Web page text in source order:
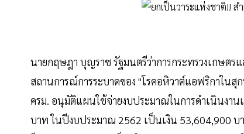
นายกฤษฎา บุญราช รัฐมนตรีว่าการกระทรวงเกษตร
สถานการณ์การระบาดของ "โรคอหิวาต์แอฟริกาในสุ
ครม. อนุมัติแผนใช้จ่ายงบประมาณในการดำเนินงาน
บาท ในปีงบประมาณ 2562 เป็นเงิน 53,604,900 บ